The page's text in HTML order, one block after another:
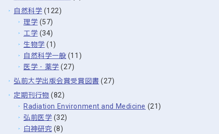
自然科学 (122)
理学 (57)
工学 (34)
生物学 (1)
自然科学一般 (11)
医学・薬学 (27)
弘前大学出版会賞受賞図書 (27)
定期刊行物 (82)
Radiation Environment and Medicine (21)
弘前医学 (32)
白神研究 (8)